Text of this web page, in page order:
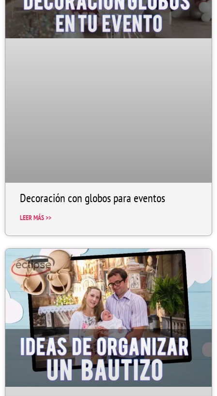
Decoración con globos para eventos
LEER MÁS >>